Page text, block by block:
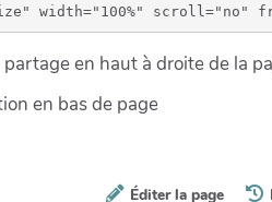
en haut à droite de la
en bas de page
Éditer la page